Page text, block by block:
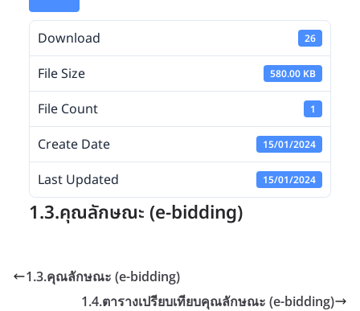
Download 26
File Size 580.00 KB
File Count 1
Create Date 15/01/2024
Last Updated 15/01/2024
1.3.คุณลักษณะ (e-bidding)
1.3.คุณลักษณะ (e-bidding)
1.4.ตารางเปรียบเทียบคุณลักษณะ (e-bidding)